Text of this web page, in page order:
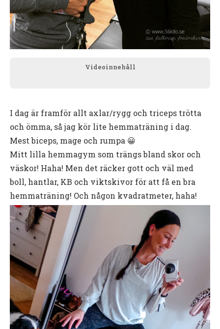
Videoinnehåll
I dag är framför allt axlar/rygg och triceps trötta
och ömma, så jag kör lite hemmaträning i dag.
Mest biceps, mage och rumpa 😀
Mitt lilla hemmagym som trängs bland skor och
väskor! Haha! Men det räcker gott och väl med
boll, hantlar, KB och viktskivor för att få en bra
hemmaträning! Och någon kvadratmeter, haha!